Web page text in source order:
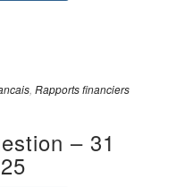
Rapports financiers
– 31